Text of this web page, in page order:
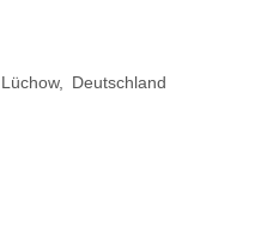
Lüchow
Deutschland